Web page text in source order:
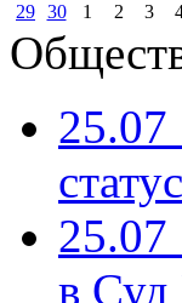
29 30 1 2 3
25.07
25.07
в Суд